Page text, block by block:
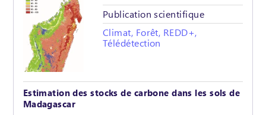
Publication scientifique
Climat, Forêt, REDD+,
Télédétection
Estimation des stocks de carbone dans les sols de
Madagascar